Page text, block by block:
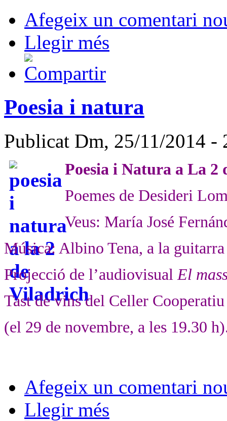
Afegeix un comentari
Llegir més
Poesia i natura
Publicat Dm, 25/11/2014 -
Poesia i Natura a La 2
Poemes de Desideri
Veus: María José
Música: Albino Tena, a la guitarra
Projecció de l’audiovisualEl
Tast de vins del Celler Cooperatiu
(el 29 de novembre, a les 19.30
Afegeix un comentari
Llegir més